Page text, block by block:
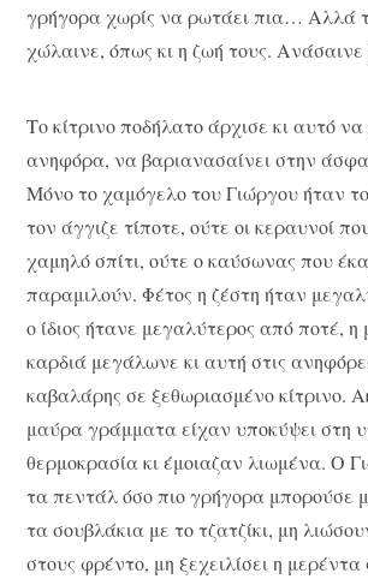
γρήγορα χωρίς να ρωτάει πια… Αλλά
χώλαινε, όπως κι η ζωή τους. Ανάσαινε
Το κίτρινο ποδήλατο άρχισε κι αυτό
ανηφόρα, να βαριανασαίνει στην
Μόνο το χαμόγελο του Γιώργου ήταν το
τον άγγιζε τίποτε, ούτε οι κεραυνοί
χαμηλό σπίτι, ούτε ο καύσωνας που
παραμιλούν. Φέτος η ζέστη ήταν
ο ίδιος ήτανε μεγαλύτερος από ποτέ,
καρδιά μεγάλωνε κι αυτή στις
καβαλάρης σε ξεθωριασμένο κίτρινο.
μαύρα γράμματα είχαν υποκύψει στη
θερμοκρασία κι έμοιαζαν λιωμένα. Ο
τα πεντάλ όσο πιο γρήγορα μπορούσε
τα σουβλάκια με το τζατζίκι, μη
στους φρέντο, μη ξεχειλίσει η